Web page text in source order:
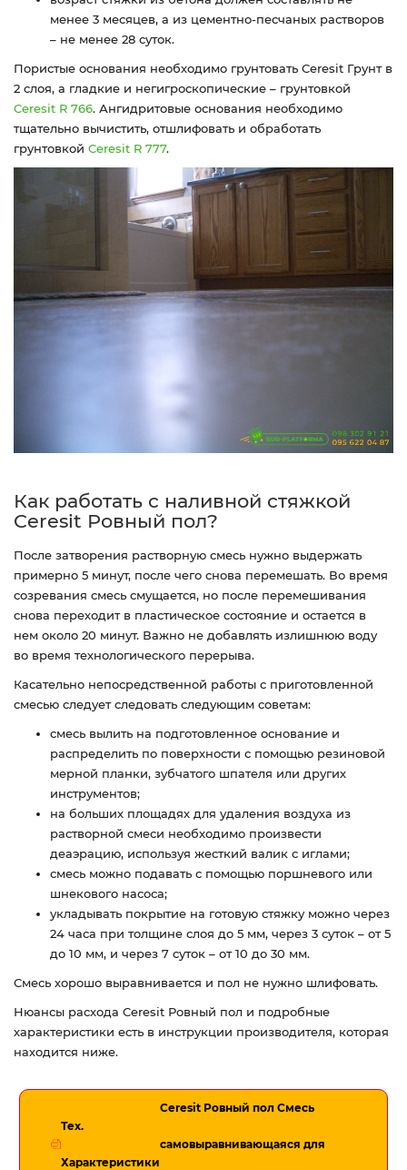
менее 3 месяцев, а из цементно-песчаных растворов
– не менее 28 суток.
Пористые основания необходимо грунтовать Ceresit Грунт в
2 слоя, а гладкие и негигроскопические – грунтовкой
Ceresit R 766. Ангидритовые основания необходимо
тщательно вычистить, отшлифовать и обработать
грунтовкой Ceresit R 777.
Как работать с наливной стяжкой
Ceresit Ровный пол?
После затворения растворную смесь нужно выдержать
примерно 5 минут, после чего снова перемешать. Во время
созревания смесь смущается, но после перемешивания
снова переходит в пластическое состояние и остается в
нем около 20 минут. Важно не добавлять излишнюю воду
во время технологического перерыва.
Касательно непосредственной работы с приготовленной
смесью следует следовать следующим советам:
смесь вылить на подготовленное основание и
распределить по поверхности с помощью резиновой
мерной планки, зубчатого шпателя или других
инструментов;
на больших площадях для удаления воздуха из
растворной смеси необходимо произвести
деаэрацию, используя жесткий валик с иглами;
смесь можно подавать с помощью поршневого или
шнекового насоса;
укладывать покрытие на готовую стяжку можно через
24 часа при толщине слоя до 5 мм, через 3 суток – от 5
до 10 мм, и через 7 суток – от 10 до 30 мм.
Смесь хорошо выравнивается и пол не нужно шлифовать.
Нюансы расхода Ceresit Ровный пол и подробные
характеристики есть в инструкции производителя, которая
находится ниже.
Тех.
Характеристики
Ceresit Ровный пол Смесь
самовыравнивающаяся для